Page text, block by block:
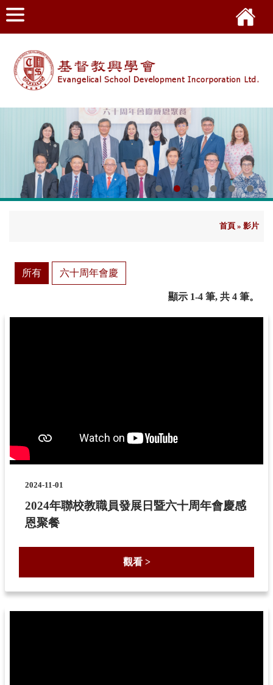
校長
首頁 » 影片
所有 六十周年會慶
顯示 1-4 筆, 共 4 筆。
2024-11-01
2024年聯校教職員發展日暨六十周年會慶感
恩聚餐
觀看 >